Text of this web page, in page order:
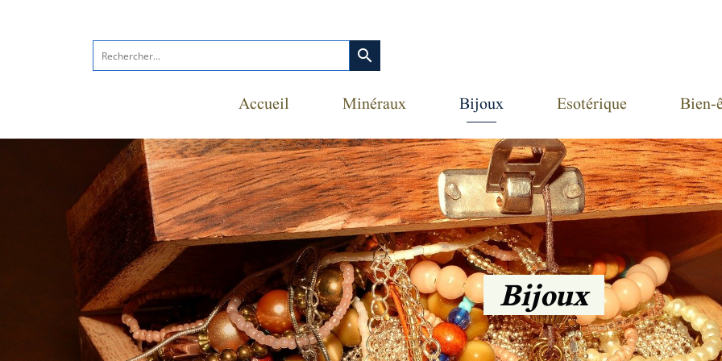
Accueil Minéraux Bijoux Esotérique
search
Bijoux